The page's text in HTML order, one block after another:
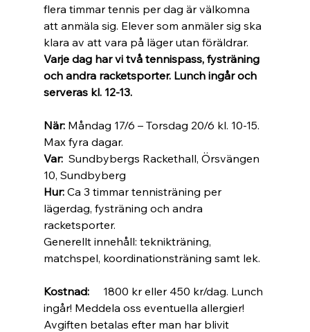
flera timmar tennis per dag är välkomna
att anmäla sig. Elever som anmäler sig ska
klara av att vara på läger utan föräldrar.
Varje dag har vi två tennispass, fysträning
och andra racketsporter. Lunch ingår och
serveras kl. 12-13.
När: Måndag 17/6 – Torsdag 20/6 kl. 10-15.
Max fyra dagar.
Var: Sundbybergs Rackethall, Örsvängen
10, Sundbyberg
Hur: Ca 3 timmar tennisträning per
lägerdag, fysträning och andra
racketsporter.
Generellt innehåll: teknikträning,
matchspel, koordinationsträning samt lek.
Kostnad: 1800 kr eller 450 kr/dag. Lunch
ingår! Meddela oss eventuella allergier!
Avgiften betalas efter man har blivit